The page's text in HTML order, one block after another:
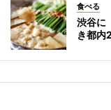
食べる
渋谷に
き都内